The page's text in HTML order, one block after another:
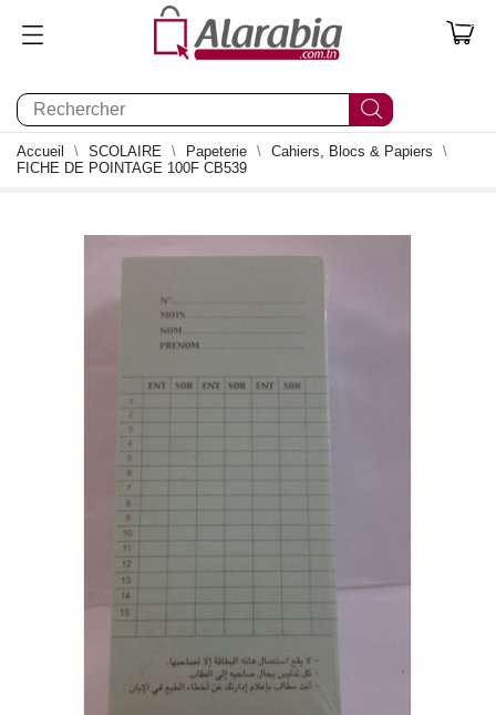
0
Accueil SCOLAIRE Papeterie
Cahiers, Blocs & Papiers
FICHE DE POINTAGE 100F CB539